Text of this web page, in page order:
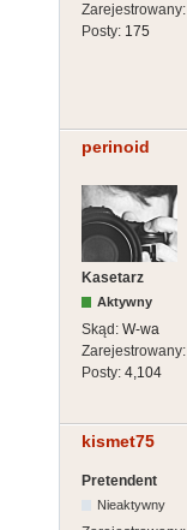
Zarejestrowany:
Posty: 175
perinoid
Kasetarz
Aktywny
Skąd: W-wa
Zarejestrowany:
Posty: 4,104
kismet75
Pretendent
Nieaktywny